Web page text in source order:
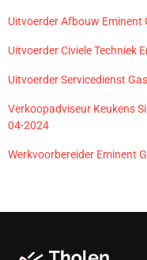
Uitvoerder Afbouw Eminent
Uitvoerder Civiele Techniek
Uitvoerder Servicedienst
Verkoopadviseur Keukens
04-2024
Werkvoorbereider Eminent